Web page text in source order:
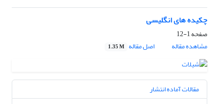
چکیده های انگلیسی
صفحه1-12
مشاهده مقاله
اصل مقاله 1.35 M
مقالات آماده انتشار